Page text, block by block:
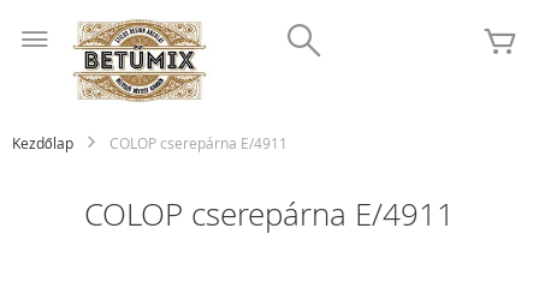
tartalomhoz
Kezdőlap COLOP cserepárna E/4911
COLOP cserepárna E/4911